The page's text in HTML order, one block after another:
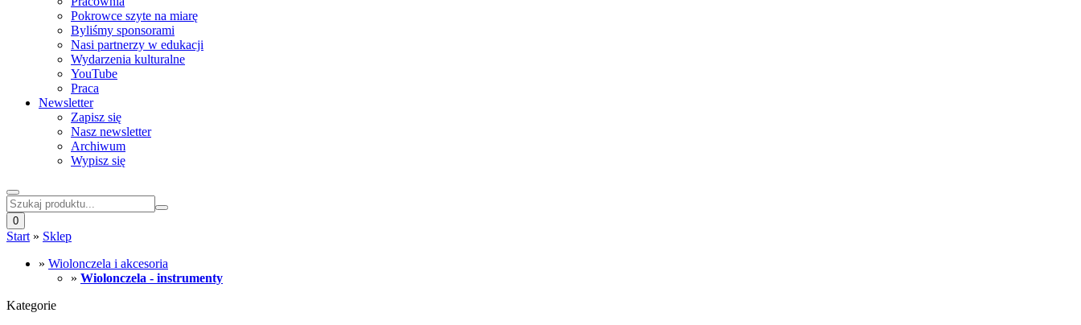
Pokrowce szyte na miarę
Byliśmy sponsorami
Nasi partnerzy w edukacji
Wydarzenia kulturalne
YouTube
Praca
Newsletter
Zapisz się
Nasz newsletter
Archiwum
Wypisz się
0
Start » Sklep
» Wiolonczela i akcesoria
» Wiolonczela - instrumenty
Kategorie